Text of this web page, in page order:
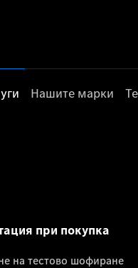
Нашите марки
при покупка
на тестово шофиране